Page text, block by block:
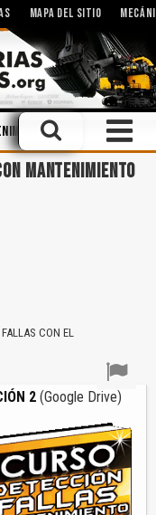
MAPA DEL SITIO
Seguridad
MANTENIMIENTO
CON EL
2 (Google Drive)